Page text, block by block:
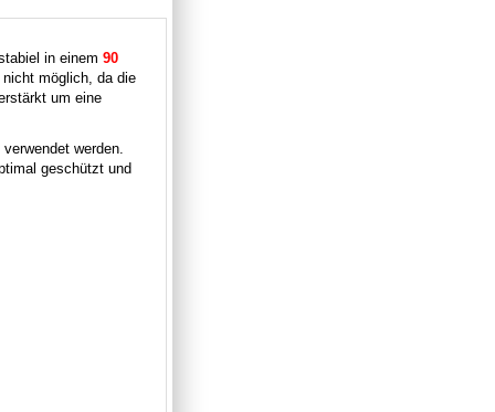
in einem 90
möglich, da die
um eine
werden.
geschützt und